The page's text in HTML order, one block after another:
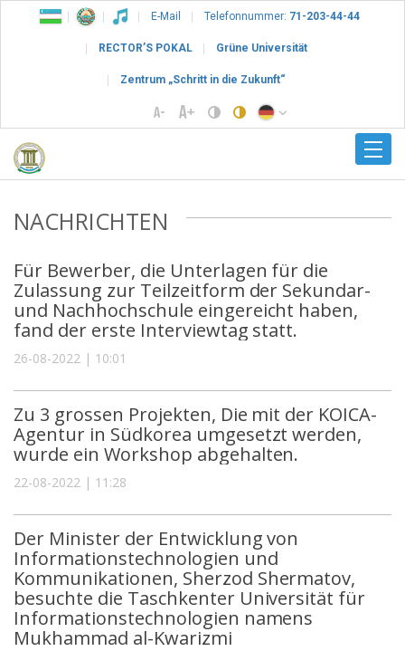
E-Mail Telefonnummer: 71-203-44-44
RECTOR’S POKAL Grüne Universität
Zentrum „Schritt in die Zukunft“
NACHRICHTEN
Für Bewerber, die Unterlagen für die
Zulassung zur Teilzeitform der Sekundar-
und Nachhochschule eingereicht haben,
fand der erste Interviewtag statt.
26-08-2022 | 10:01
Zu 3 grossen Projekten, Die mit der KOICA-
Agentur in Südkorea umgesetzt werden,
wurde ein Workshop abgehalten.
22-08-2022 | 11:28
Der Minister der Entwicklung von
Informationstechnologien und
Kommunikationen, Sherzod Shermatov,
besuchte die Taschkenter Universität für
Informationstechnologien namens
Mukhammad al-Kwarizmi